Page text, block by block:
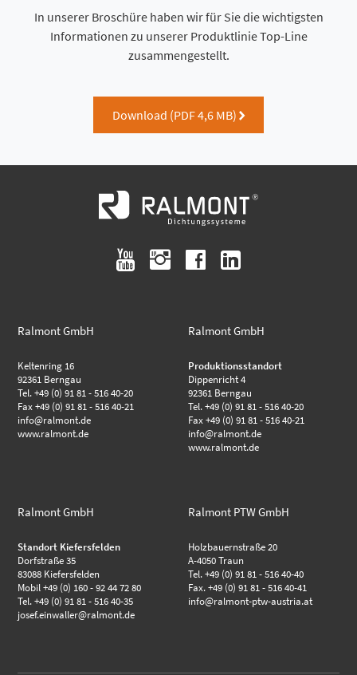
In unserer Broschüre haben wir für Sie die wichtigsten
Informationen zu unserer Produktlinie Top-Line
zusammengestellt.
Download (PDF 4,6 MB) right
youtube instagram facebook linkedin
Ralmont GmbH
Keltenring 16
92361 Berngau
Tel. +49 (0) 91 81 - 516 40-20
Fax +49 (0) 91 81 - 516 40-21
info@ralmont.de
www.ralmont.de
Ralmont GmbH
Produktionsstandort
Dippenricht 4
92361 Berngau
Tel. +49 (0) 91 81 - 516 40-20
Fax +49 (0) 91 81 - 516 40-21
info@ralmont.de
www.ralmont.de
Ralmont GmbH
Standort Kiefersfelden
Dorfstraße 35
83088 Kiefersfelden
Mobil +49 (0) 160 - 92 44 72 80
Tel. +49 (0) 91 81 - 516 40-35
josef.einwaller@ralmont.de
Ralmont PTW GmbH
Holzbauernstraße 20
A-4050 Traun
Tel. +49 (0) 91 81 - 516 40-40
Fax. +49 (0) 91 81 - 516 40-41
info@ralmont-ptw-austria.at